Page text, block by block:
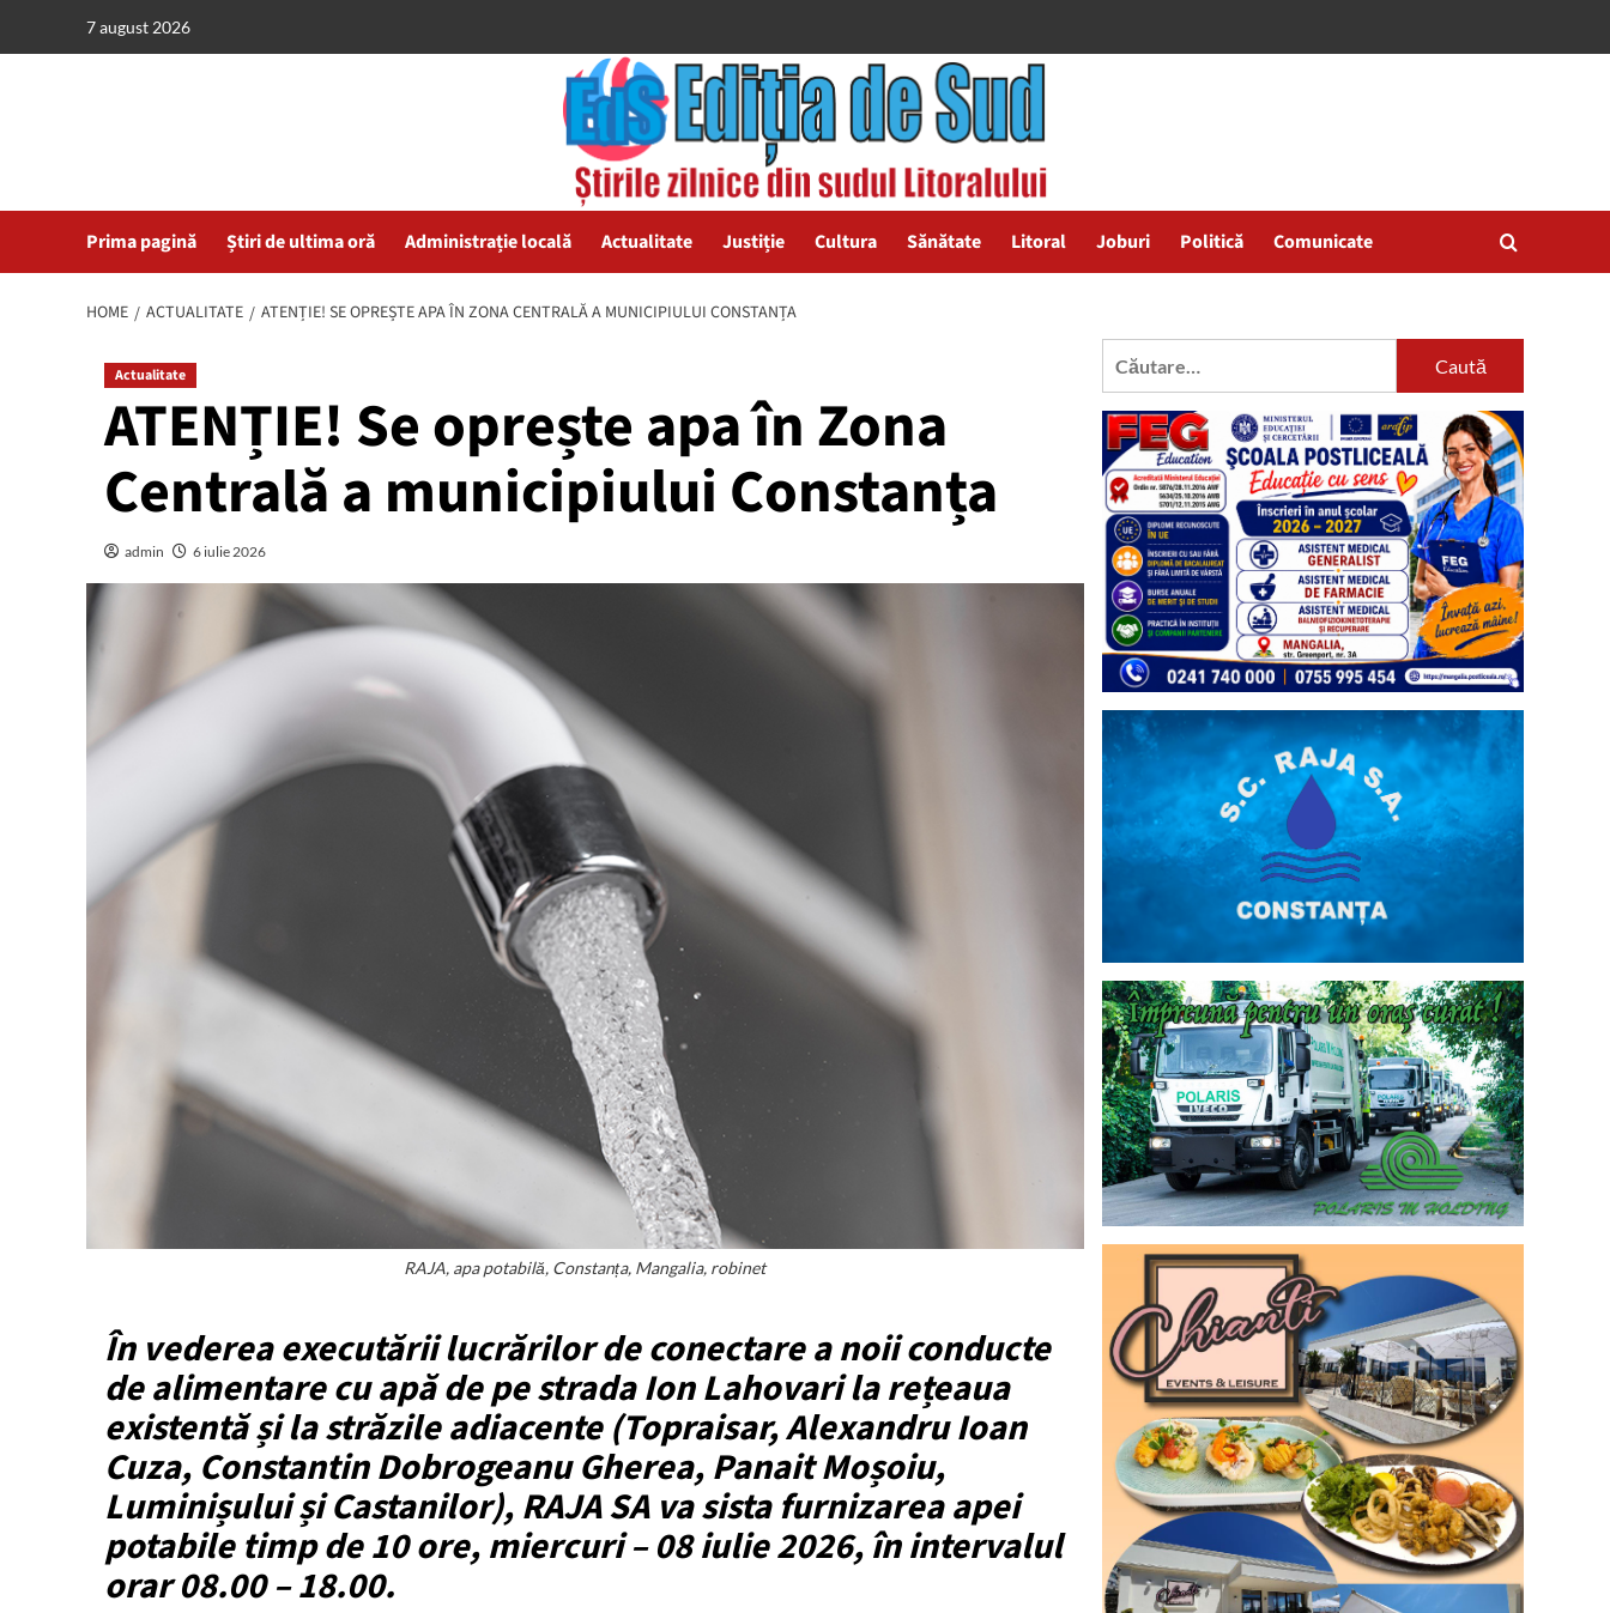
7 august 2026
Prima pagină Știri de ultima oră Administrație locală Actualitate Justiție Cultura Sănătate Litoral Joburi Politică Comunicate
HOME ACTUALITATE ATENȚIE! SE OPREȘTE APA ÎN ZONA CENTRALĂ A MUNICIPIULUI CONSTANȚA
Actualitate
ATENȚIE! Se oprește apa în Zona
Centrală a municipiului Constanța
admin 6 iulie 2026
RAJA, apa potabilă, Constanța, Mangalia, robinet
În vederea executării lucrărilor de conectare a noii conducte
de alimentare cu apă de pe strada Ion Lahovari la rețeaua
existentă și la străzile adiacente (Topraisar, Alexandru Ioan
Cuza, Constantin Dobrogeanu Gherea, Panait Moșoiu,
Luminișului și Castanilor), RAJA SA va sista furnizarea apei
potabile timp de 10 ore, miercuri – 08 iulie 2026, în intervalul
orar 08.00 – 18.00.
Caută